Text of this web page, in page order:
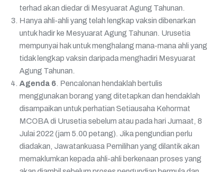
terhad akan diedar di Mesyuarat Agung Tahunan.
Hanya ahli-ahli yang telah lengkap vaksin dibenarkan
untuk hadir ke Mesyuarat Agung Tahunan. Urusetia
mempunyai hak untuk menghalang mana-mana ahli yang
tidak lengkap vaksin daripada menghadiri Mesyuarat
Agung Tahunan.
Agenda 6. Pencalonan hendaklah bertulis
menggunakan borang yang ditetapkan dan hendaklah
disampaikan untuk perhatian Setiausaha Kehormat
MCOBA di Urusetia sebelum atau pada hari Jumaat, 8
Julai 2022 (jam 5.00 petang). Jika pengundian perlu
diadakan, Jawatankuasa Pemilihan yang dilantik akan
memaklumkan kepada ahli-ahli berkenaan proses yang